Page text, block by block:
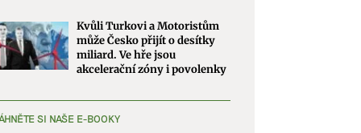
Kvůli Turkovi a Motoristům
může Česko přijít o desítky
miliard. Ve hře jsou
akcelerační zóny i povolenky
SI NAŠE E-BOOKY